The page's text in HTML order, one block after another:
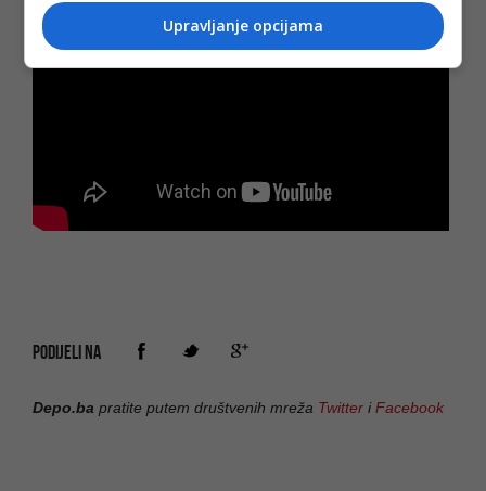
PODIJELI NA
Depo.ba pratite putem društvenih mreža Twitter iFacebook
Upravljanje opcijama